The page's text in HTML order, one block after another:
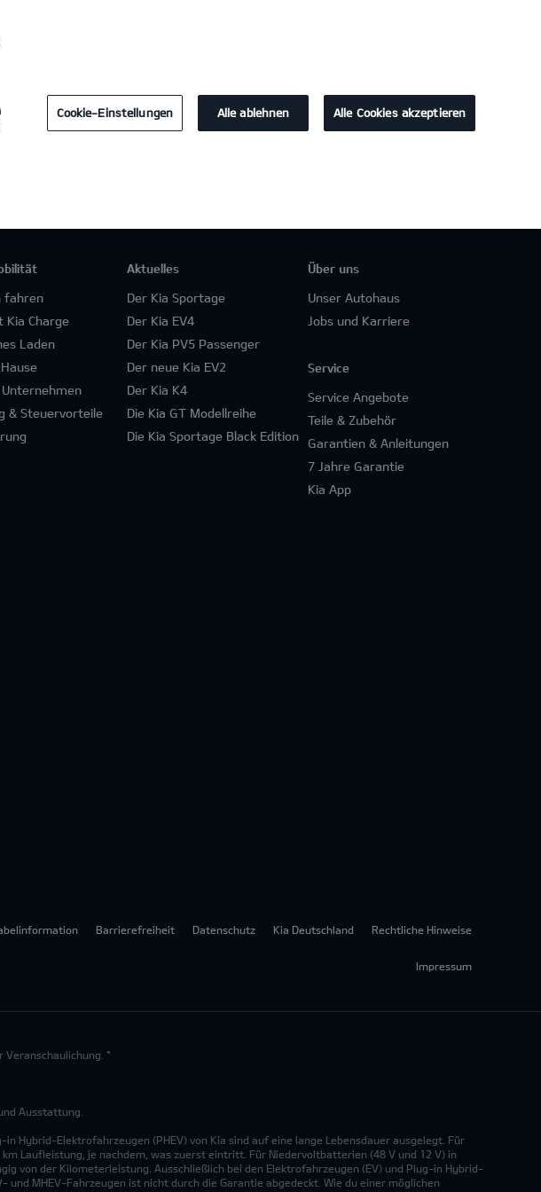
fahren
Kia Charge
Laden
& Steuervorteile
Aktuelles
Der Kia Sportage
Der Kia EV4
Der Kia PV5 Passenger
Der neue Kia EV2
Der Kia K4
Die Kia GT Modellreihe
Die Kia Sportage Black Edition
Über uns
Unser Autohaus
Jobs und Karriere
Service
Service Angebote
Teile & Zubehör
Garantien & Anleitungen
7 Jahre Garantie
Kia App
Barrierefreiheit Datenschutz Kia Deutschland Rechtliche Hinweise
Impressum
Veranschaulichung. *
Ausstattung.
Hybrid-Elektrofahrzeugen (PHEV) von Kia sind auf eine lange Lebensdauer ausgelegt. Für
Laufleistung, je nachdem, was zuerst eintritt. Für Niedervoltbatterien (48 V und 12 V) in
von der Kilometerleistung. Ausschließlich bei den Elektrofahrzeugen (EV) und Plug-in Hybrid-
MHEV-Fahrzeugen ist nicht durch die Garantie abgedeckt. Wie du einer möglichen
Cookie-Einstellungen Alle ablehnen Alle Cookies akzeptieren